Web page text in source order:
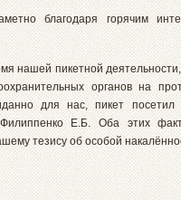
благодаря горячим
нашей пикетной
органов на
для нас, пикет посетил
Е.Б. Оба этих
тезису об особой